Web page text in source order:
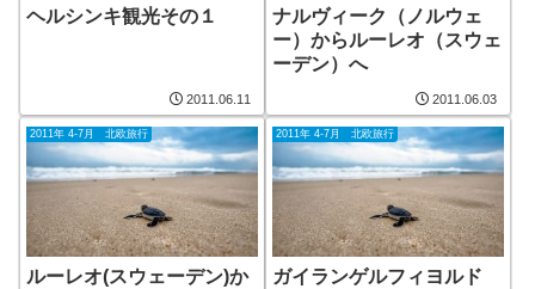
ヘルシンキ観光その１
2011.06.11
ナルヴィーク（ノルウェ
ー）からルーレオ（スウェ
ーデン）へ
2011.06.03
2011年 4-7月 北欧旅行
ルーレオ(スウェーデン)か
2011年 4-7月 北欧旅行
ガイランゲルフィヨルド